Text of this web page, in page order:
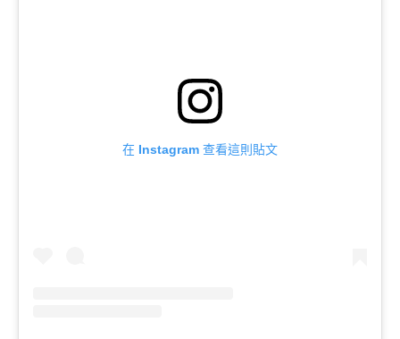
在 Instagram 查看這則貼文